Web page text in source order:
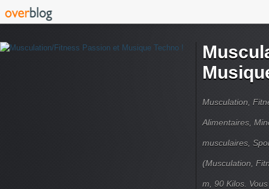
Musculation,
Alimentaires,
musculaires,
(Musculation,
m, 90 Kilos.